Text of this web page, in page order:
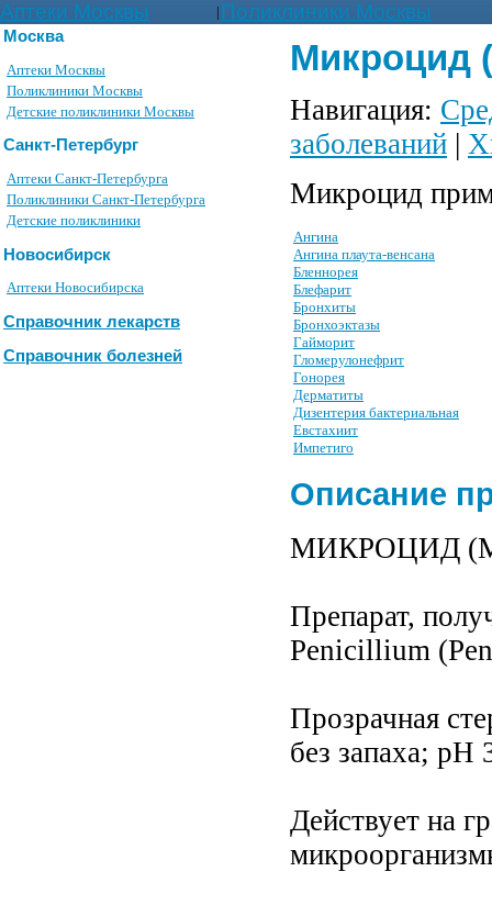
Аптеки Москвы | Поликлиники Москвы
Москва
Аптеки Москвы
Поликлиники Москвы
Детские поликлиники Москвы
Санкт-Петербург
Аптеки Санкт-Петербурга
Поликлиники Санкт-Петербурга
Детские поликлиники
Новосибирск
Аптеки Новосибирска
Справочник лекарств
Справочник болезней
Микроцид
Навигация:
заболеваний |
Микроцид
Ангина
Ангина плаута-венсана
Бленнорея
Блефарит
Бронхиты
Бронхоэктазы
Гайморит
Гломерулонефрит
Гонорея
Дерматиты
Дизентерия бактериальная
Евстахиит
Импетиго
Описание
МИКРОЦИД
Препарат,
Реnicillium
Прозрачная
без запаха; рН
Действует на